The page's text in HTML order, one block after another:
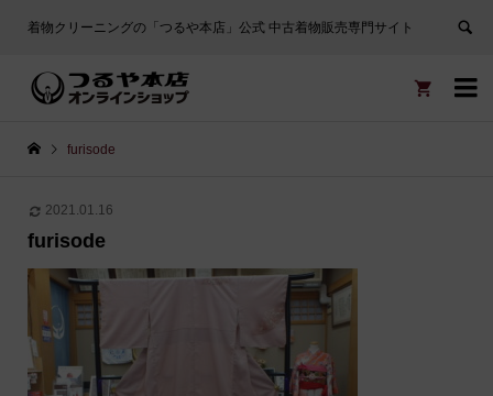
着物クリーニングの「つるや本店」公式 中古着物販売専門サイト


furisode
2021.01.16
furisode